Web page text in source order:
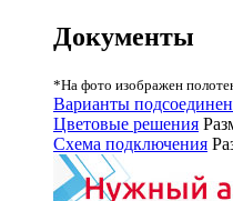
Документы
*На фото изображен
Варианты
Цветовые решения
Схема подключения